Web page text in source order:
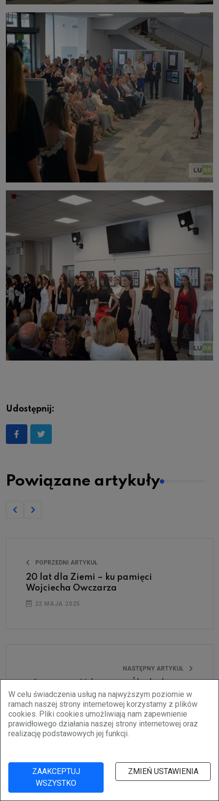
W celu świadczenia usług na najwyższym poziomie w
ramach naszej strony internetowej korzystamy z plików
cookies. Pliki cookies umożliwiają nam zapewnienie
prawidłowego działania naszej strony internetowej oraz
realizację podstawowych jej funkcji.
ZAAKCEPTUJ
WSZYSTKO
ZMIEŃ USTAWIENIA
Udostępnij:
Powiązane artykuły
POPRZEDNI ARTYKUŁ
20 lat dla Ziemi – ku pamięci
Wojciecha Owczarza
22 MAJA 2025
NASTĘPNY ARTYKUŁ
w siłę
3 CZERWCA 2025